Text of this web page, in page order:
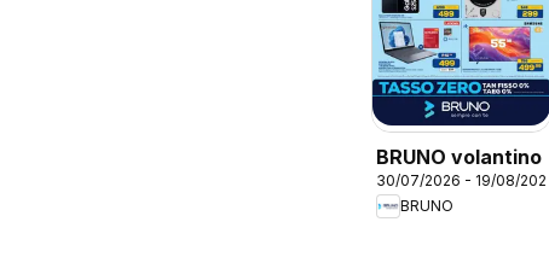
BRUNO volantino
30/07/2026 - 19/08/2026
BRUNO